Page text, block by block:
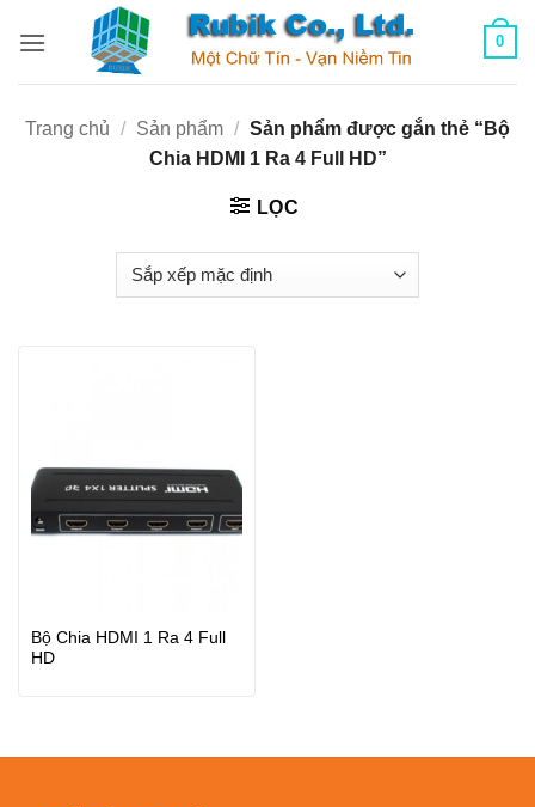
qua
0
Trang chủ / Sản phẩm / Sản phẩm được gắn thẻ “Bộ
Chia HDMI 1 Ra 4 Full HD”
LỌC
Bộ Chia HDMI 1 Ra 4 Full
HD